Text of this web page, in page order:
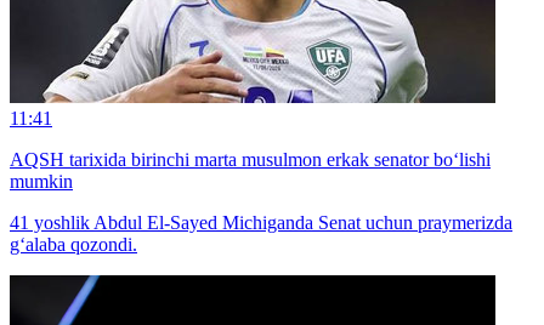
11:41
AQSH tarixida birinchi marta musulmon erkak senator bo‘lishi
mumkin
41 yoshlik Abdul El-Sayed Michiganda Senat uchun praymerizda
g‘alaba qozondi.